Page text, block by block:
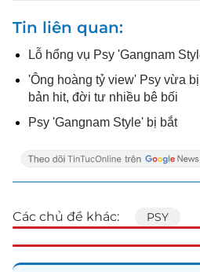
Tin liên quan
Lỗ hổng vụ Psy 'Gangnam
'Ông hoàng tỷ view' Psy vừa
bản hit, đời tư nhiều bê bối
Psy 'Gangnam Style' bị bắt
Các chủ đề khác: PSY